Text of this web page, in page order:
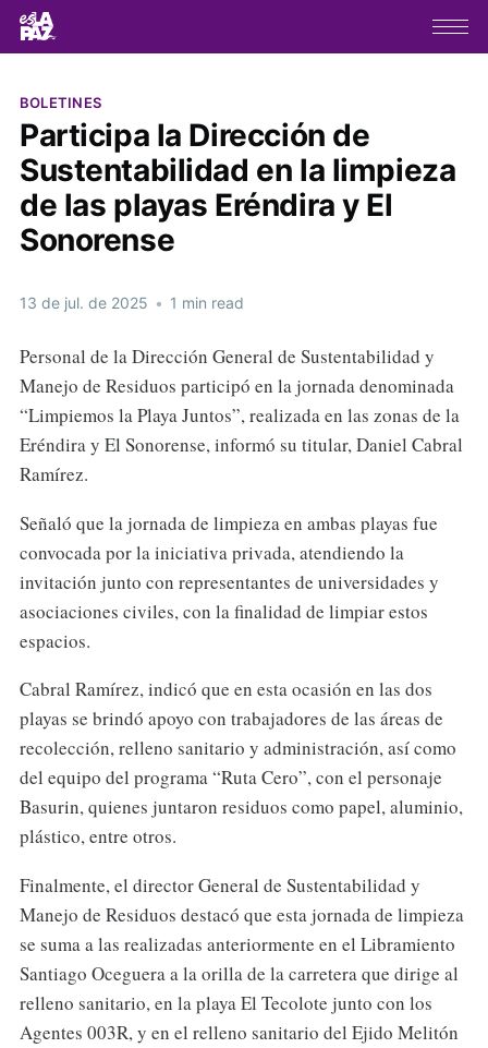
BOLETINES
Participa la Dirección de
Sustentabilidad en la limpieza
de las playas Eréndira y El
Sonorense
13 de jul. de 2025 • 1 min read
Personal de la Dirección General de Sustentabilidad y
Manejo de Residuos participó en la jornada denominada
“Limpiemos la Playa Juntos”, realizada en las zonas de la
Eréndira y El Sonorense, informó su titular, Daniel Cabral
Ramírez.
Señaló que la jornada de limpieza en ambas playas fue
convocada por la iniciativa privada, atendiendo la
invitación junto con representantes de universidades y
asociaciones civiles, con la finalidad de limpiar estos
espacios.
Cabral Ramírez, indicó que en esta ocasión en las dos
playas se brindó apoyo con trabajadores de las áreas de
recolección, relleno sanitario y administración, así como
del equipo del programa “Ruta Cero”, con el personaje
Basurin, quienes juntaron residuos como papel, aluminio,
plástico, entre otros.
Finalmente, el director General de Sustentabilidad y
Manejo de Residuos destacó que esta jornada de limpieza
se suma a las realizadas anteriormente en el Libramiento
Santiago Oceguera a la orilla de la carretera que dirige al
relleno sanitario, en la playa El Tecolote junto con los
Agentes 003R, y en el relleno sanitario del Ejido Melitón